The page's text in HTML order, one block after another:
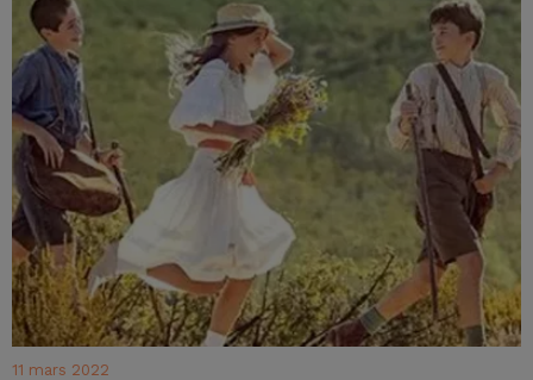
11 mars 2022